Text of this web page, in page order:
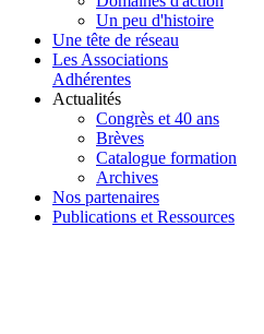
Un peu d'histoire
Une tête de réseau
Les Associations
Adhérentes
Actualités
Congrès et 40 ans
Brèves
Catalogue formation
Archives
Nos partenaires
Publications et Ressources